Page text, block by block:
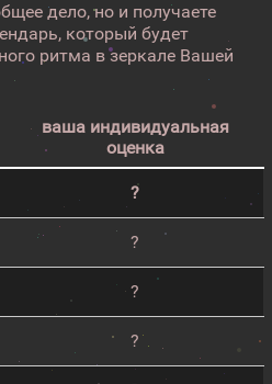
дело, но и получаете
который будет
ритма в зеркале Вашей
ваша индивидуальная
оценка
?
?
?
?